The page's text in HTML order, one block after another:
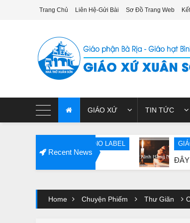
Trang Chủ Liên Hệ-Gửi Bài Sơ Đồ Trang Web
GIÁO XỨ TIN TỨC
Recent News
GIÁO LÝ
ĐÂY LÀ PHẦN
Home Chuyện Phiếm Thư Giãn